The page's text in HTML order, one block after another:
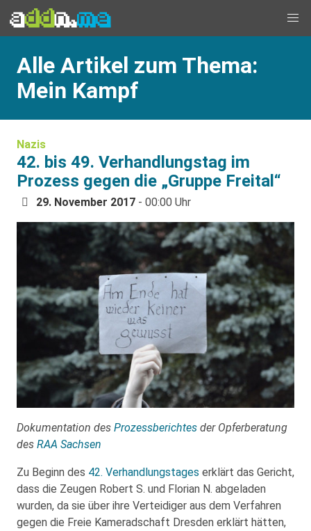
Alle Artikel zum Thema:
Mein Kampf
Nazis
42. bis 49. Verhandlungstag im
Prozess gegen die „Gruppe Freital“
29. November 2017 - 00:00 Uhr
Dokumentation des Prozessberichtes der Opferberatung
des RAA Sachsen
Zu Beginn des 42. Verhandlungstages erklärt das Gericht,
dass die Zeugen Robert S. und Florian N. abgeladen
wurden, da sie über ihre Verteidiger aus dem Verfahren
gegen die Freie Kameradschaft Dresden erklärt hätten,